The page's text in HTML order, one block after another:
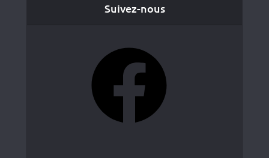
Suivez-nous